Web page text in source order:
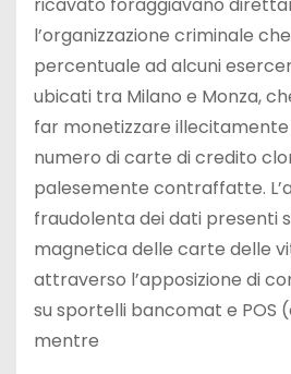
l’organizzazione criminale
percentuale ad alcuni
ubicati tra Milano e Monza,
far monetizzare
numero di carte di credito
palesemente contraffatte.
fraudolenta dei dati presenti
magnetica delle carte delle
attraverso l’apposizione di
su sportelli bancomat e POS
mentre